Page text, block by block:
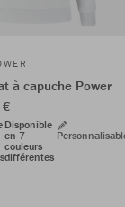
à capuche Power
Disponible
en 7
couleurs
différentes